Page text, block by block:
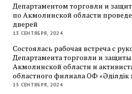
Департаментом торговли и
по Акмолинской области
дверей
13 СЕНТЯБРЯ, 2024
Состоялась рабочая встреча с
Департамента торговли и
Акмолинской области и
областного филиала ОФ «Әділдік
13 СЕНТЯБРЯ, 2024